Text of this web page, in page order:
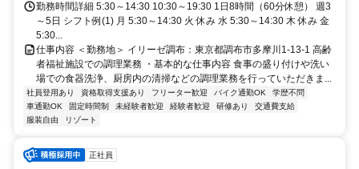
勤務時間詳細 5:30～14:30 10:30～19:30 1日8時間（60分休憩） 週3
～5日 シフト例(1) 月 5:30～14:30 火 休み 水 5:30～14:30 木 休み 金
5:30...
仕事内容 ＜勤務地＞ イリーゼ調布：東京都調布市多摩川1-13-1 高齢
者福祉施設での調理業務 ・基本的な仕事内容 食事の盛り付けや洗い
場での食器洗浄、厨房内の清掃などの調理業務を行っていただきま...
社員登用あり 資格取得支援あり フリーター歓迎 バイク通勤OK
学歴不問
車通勤OK
固定時間制 未経験者歓迎 経験者歓迎 研修あり
交通費支給
服装自由
リゾート
正社員